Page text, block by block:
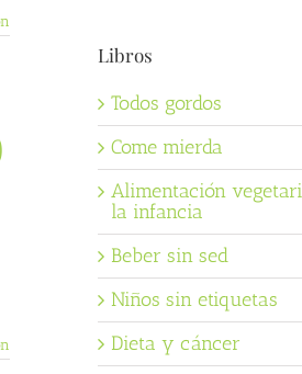
Libros
Todos gordos
Come mierda
Alimentación
la infancia
Beber sin sed
Niños sin etiquetas
Dieta y cáncer